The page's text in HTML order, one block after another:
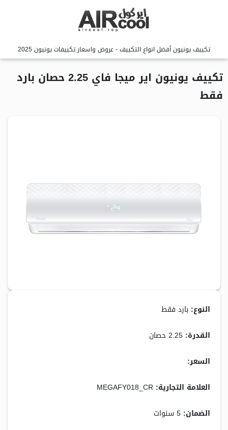
تكييف يونيون أفضل انواع التكييف - عروض واسعار تكييفات يونيون 2025
تكييف يونيون اير ميجا فاي 2.25 حصان بارد
فقط
النوع: بارد فقط
القدرة: 2.25 حصان
السعر:
العلامة التجارية: MEGAFY018_CR
الضمان: 5 سنوات